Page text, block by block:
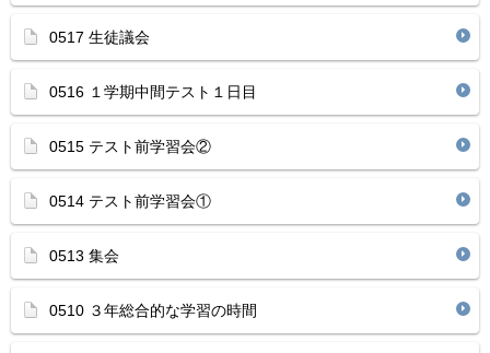
0517 生徒議会
0516 １学期中間テスト１日目
0515 テスト前学習会②
0514 テスト前学習会①
0513 集会
0510 ３年総合的な学習の時間